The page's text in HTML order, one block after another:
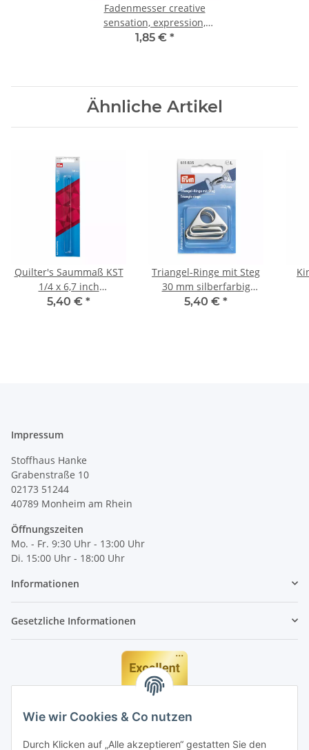
Wie wir Cookies & Co nutzen
Durch Klicken auf „Alle akzeptieren“ gestatten Sie den
Fadenmesser creative
sensation, expression,
ambition
1,85 € *
Ähnliche Artikel
Quilter's Saummaß KST
1/4 x 6,7 inch
transparent 611332
5,40 € *
Triangel-Ringe mit Steg
30 mm silberfarbig
615835
5,40 € *
Impressum
Stoffhaus Hanke
Grabenstraße 10
02173 51244
40789 Monheim am Rhein
Öffnungszeiten
Mo. - Fr. 9:30 Uhr - 13:00 Uhr
Di. 15:00 Uhr - 18:00 Uhr
Informationen
Gesetzliche Informationen